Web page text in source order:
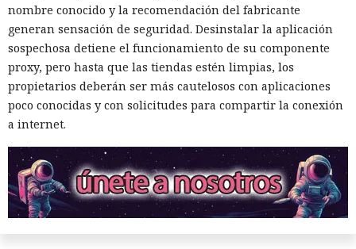
nombre conocido y la recomendación del fabricante
generan sensación de seguridad. Desinstalar la aplicación
sospechosa detiene el funcionamiento de su componente
proxy, pero hasta que las tiendas estén limpias, los
propietarios deberán ser más cautelosos con aplicaciones
poco conocidas y con solicitudes para compartir la conexión
a internet.